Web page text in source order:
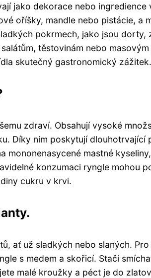
jako dekorace nebo ingredience
oříšky, mandle nebo pistácie, a
pokrmech, jako jsou dorty,
těstovinám nebo
skutečný gastronomický zážitek.
zdraví. Obsahují vysoké
Díky nim poskytují dlouhotrvající
mononenasycené mastné
konzumaci ryngle mohou
cukru v krvi.
ať už sladkých nebo slaných.
s medem a skořicí. Stačí
malé kroužky a péct je do